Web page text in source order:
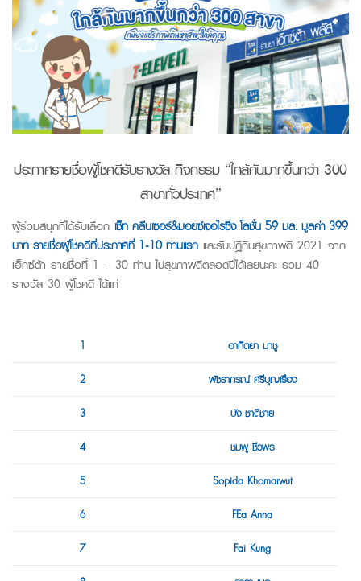
ประกาศรายชื่อผู้โชคดีรับรางวัล กิจกรรม “ใกล้กันมากขึ้นกว่า 300
สาขาทั่วประเทศ”
ผู้ร่วมสนุกที่ได้รับเลือก เซ็ท คลีนเซอร์&มอยซ์เจอไรซิ่ง โลชั่น 59 มล. มูลค่า 399
บาท รายชื่อผู้โชคดีที่ประกาศที่ 1-10 ท่านแรก และรับปฏิทินสุขภาพดี 2021 จาก
เอ็กซ์ต้า รายชื่อที่ 1 – 30 ท่าน ไปสุขภาพดีตลอดปีได้เลยนะคะ รวม 40
รางวัล 30 ผู้โชคดี ได้แก่
1
อาทิตยา มาชู
2
พัชราภรณ์ ศรีบุญเรือง
3
บัง ชาติชาย
4
ชมพู ชีวพร
5
Sopida Khomarwut
6
FEa Anna
7
Fai Kung